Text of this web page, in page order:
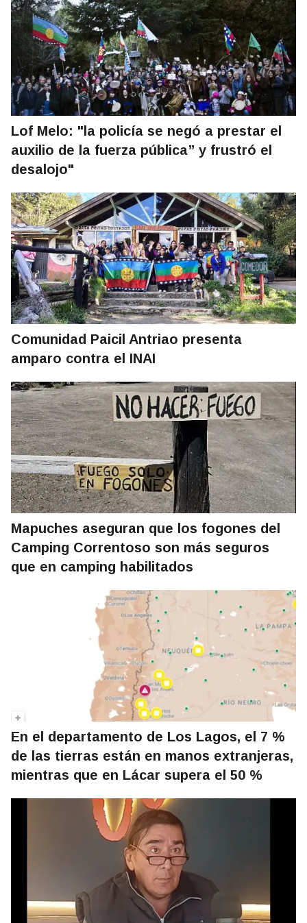
Lof Melo: "la policía se negó a prestar el
auxilio de la fuerza pública” y frustró el
desalojo"
Comunidad Paicil Antriao presenta
amparo contra el INAI
Mapuches aseguran que los fogones del
Camping Correntoso son más seguros
que en camping habilitados
En el departamento de Los Lagos, el 7 %
de las tierras están en manos extranjeras,
mientras que en Lácar supera el 50 %